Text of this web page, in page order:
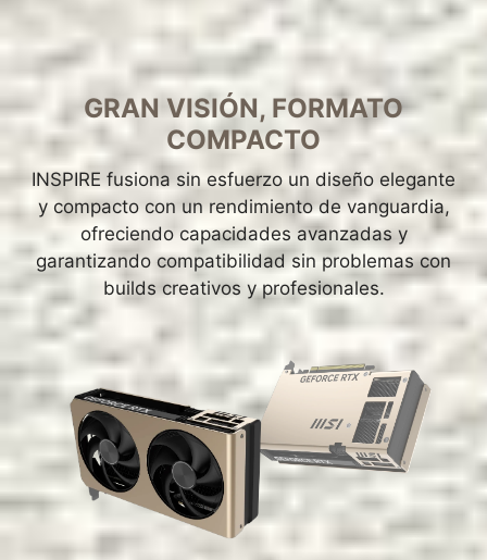
GRAN VISIÓN, FORMATO
COMPACTO
INSPIRE fusiona sin esfuerzo un diseño elegante
y compacto con un rendimiento de vanguardia,
ofreciendo capacidades avanzadas y
garantizando compatibilidad sin problemas con
builds creativos y profesionales.